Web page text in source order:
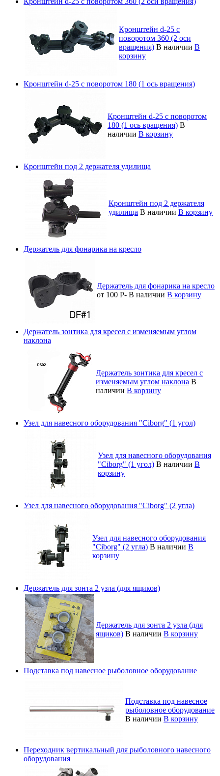
Кронштейн d-25 с
поворотом 360 (2 оси
вращения) В наличии В
корзину
Кронштейн d-25 с поворотом 180 (1 ось вращения)
Кронштейн d-25 с поворотом
180 (1 ось вращения) В
наличии В корзину
Кронштейн под 2 держателя удилища
Кронштейн под 2 держателя
удилища В наличии В корзину
Держатель для фонарика на кресло
Держатель для фонарика на кресло
от 100 Р- В наличии В корзину
Держатель зонтика для кресел с изменяемым углом
наклона
Держатель зонтика для кресел с
изменяемым углом наклона В
наличии В корзину
Узел для навесного оборудования "Ciborg" (1 угол)
Узел для навесного оборудования
"Ciborg" (1 угол) В наличии В
корзину
Узел для навесного оборудования "Ciborg" (2 угла)
Узел для навесного оборудования
"Ciborg" (2 угла) В наличии В
корзину
Держатель для зонта 2 узла (для ящиков)
Держатель для зонта 2 узла (для
ящиков) В наличии В корзину
Подставка под навесное рыболовное оборудование
Подставка под навесное
рыболовное оборудование
В наличии В корзину
Переходник вертикальный для рыболовного навесного
оборудования